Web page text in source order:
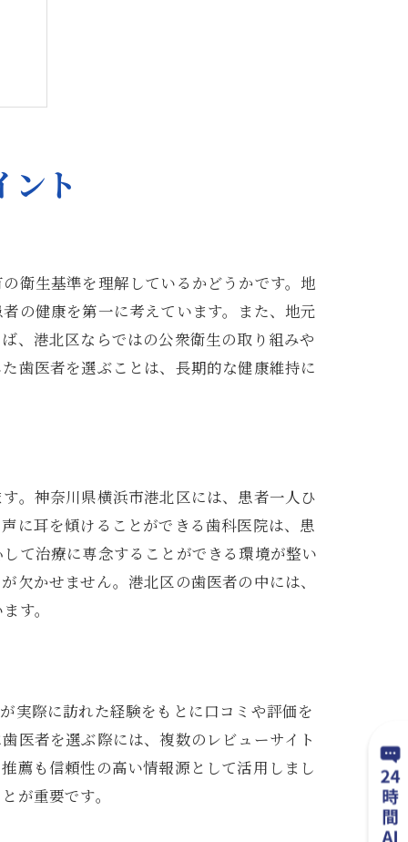
ト
衛生基準を理解しているかどうかです。地
の健康を第一に考えています。また、地元
、港北区ならではの公衆衛生の取り組みや
歯医者を選ぶことは、長期的な健康維持に
。神奈川県横浜市港北区には、患者一人ひ
に耳を傾けることができる歯科医院は、患
て治療に専念することができる環境が整い
欠かせません。港北区の歯医者の中には、
す。
実際に訪れた経験をもとに口コミや評価を
医者を選ぶ際には、複数のレビューサイト
薦も信頼性の高い情報源として活用しまし
が重要です。